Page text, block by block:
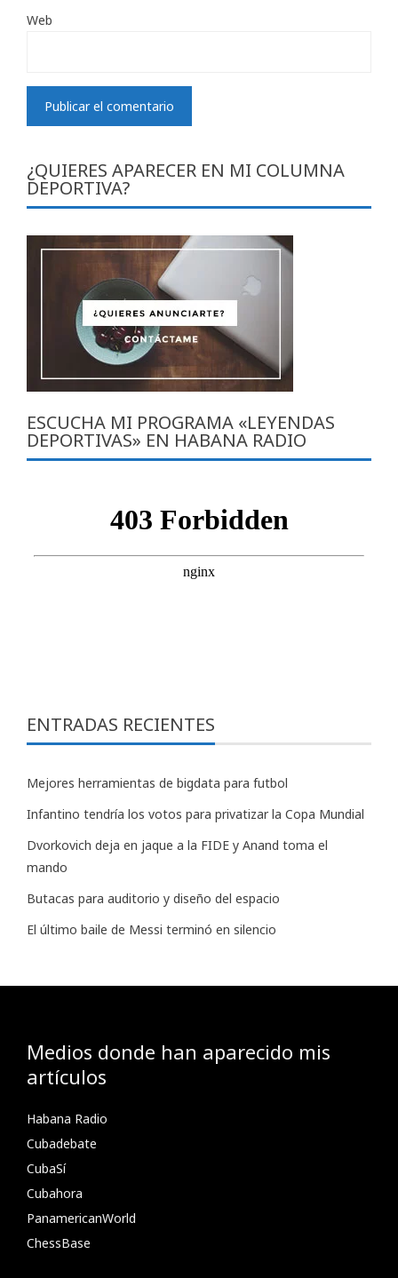
Web
¿QUIERES APARECER EN MI COLUMNA
DEPORTIVA?
ESCUCHA MI PROGRAMA «LEYENDAS
DEPORTIVAS» EN HABANA RADIO
ENTRADAS RECIENTES
Mejores herramientas de bigdata para futbol
Infantino tendría los votos para privatizar la Copa Mundial
Dvorkovich deja en jaque a la FIDE y Anand toma el
mando
Butacas para auditorio y diseño del espacio
El último baile de Messi terminó en silencio
Medios donde han aparecido mis
artículos
Habana Radio
Cubadebate
CubaSí
Cubahora
PanamericanWorld
ChessBase